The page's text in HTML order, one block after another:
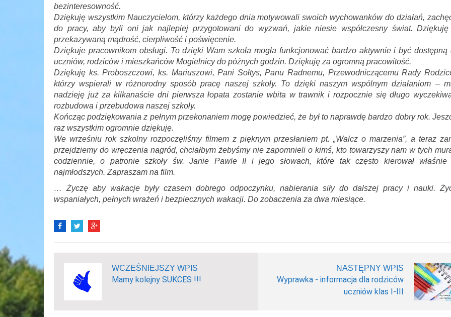
bezinteresowność.
Dziękuję wszystkim Nauczycielom, którzy każdego dnia motywowali swoich wychowanków do działań,
do pracy, aby byli oni jak najlepiej przygotowani do wyzwań, jakie niesie współczesny świat.
przekazywaną mądrość, cierpliwość i poświęcenie.
Dziękuje pracownikom obsługi. To dzięki Wam szkoła mogła funkcjonować bardzo aktywnie i być dostępną
uczniów, rodziców i mieszkańców Mogielnicy do późnych godzin. Dziękuję za ogromną pracowitość.
Dziękuję ks. Proboszczowi, ks. Mariuszowi, Pani Sołtys, Panu Radnemu, Przewodniczącemu Rady
którzy wspierali w różnorodny sposób pracę naszej szkoły. To dzięki naszym wspólnym działaniom –
nadzieję już za kilkanaście dni pierwsza łopata zostanie wbita w trawnik i rozpocznie się długo
rozbudowa i przebudowa naszej szkoły.
Kończąc podziękowania z pełnym przekonaniem mogę powiedzieć, że był to naprawdę bardzo dobry rok.
raz wszystkim ogromnie dziękuję.
We wrześniu rok szkolny rozpoczęliśmy filmem z pięknym przesłaniem pt. „Walcz o marzenia”, a teraz
przejdziemy do wręczenia nagród, chciałbym żebyśmy nie zapomnieli o kimś, kto towarzyszy nam w tych
codziennie, o patronie szkoły św. Janie Pawle II i jego słowach, które tak często kierował właśnie
najmłodszych. Zapraszam na film.
… Życzę aby wakacje były czasem dobrego odpoczynku, nabierania siły do dalszej pracy i nauki.
wspaniałych, pełnych wrażeń i bezpiecznych wakacji. Do zobaczenia za dwa miesiące.
WCZEŚNIEJSZY WPIS
Mamy kolejny SUKCES !!!
NASTĘPNY WPIS
Wyprawka - informacja dla rodziców
uczniów klas I-III